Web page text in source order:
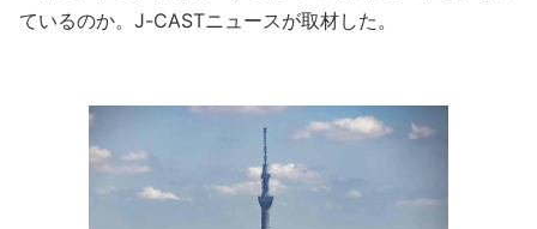
ているのか。J-CASTニュースが取材した。